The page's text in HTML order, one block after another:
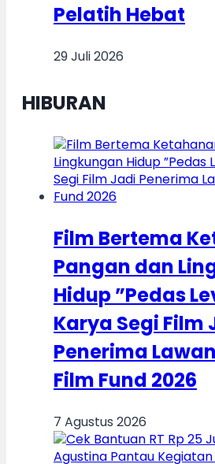
Pelatih Hebat
29 Juli 2026
HIBURAN
Film Bertema
Pangan dan
Hidup ”Pedas
Karya Segi Film
Penerima
Film Fund 2026
7 Agustus 2026